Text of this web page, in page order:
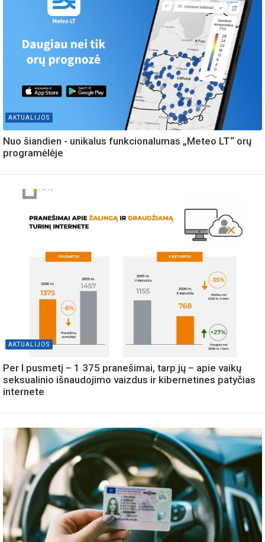
AKTUALIJOS
Nuo šiandien - unikalus funkcionalumas „Meteo LT“ orų
programėlėje
AKTUALIJOS
Per I pusmetį – 1 375 pranešimai, tarp jų – apie vaikų
seksualinio išnaudojimo vaizdus ir kibernetines patyčias
internete